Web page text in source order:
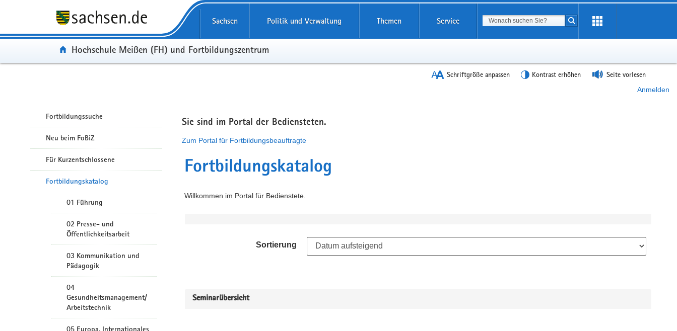
Sachsen Politik und Verwaltung Themen Service Suchbegriff
Suche starten
Portal:
Hochschule Meißen (FH) und Fortbildungszentrum
Schriftgröße anpassen Kontrast erhöhen Seite vorlesen
Anmelden
Fortbildungssuche
Neu beim FoBiZ
Für Kurzentschlossene
Fortbildungskatalog
01 Führung
02 Presse- und
Öffentlichkeitsarbeit
03 Kommunikation und
Pädagogik
04
Gesundheitsmanagement/
Arbeitstechnik
05 Europa, Internationales
Sie sind im Portal der Bediensteten.
Zum Portal für Fortbildungsbeauftragte
Fortbildungskatalog
Willkommen im Portal für Bedienstete.
Sortierung
Seminarübersicht